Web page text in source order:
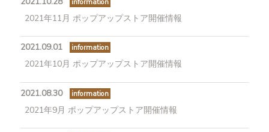
2021年11月 ポップアップストア開催情報
2021.09.01 information
2021年10月 ポップアップストア開催情報
2021.08.30 information
2021年9月 ポップアップストア開催情報